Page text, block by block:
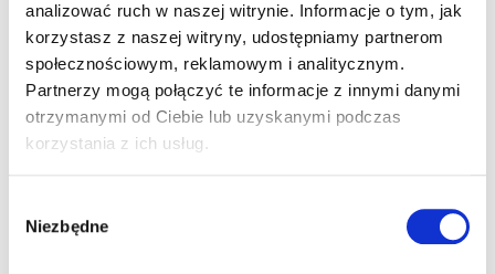
analizować ruch w naszej witrynie. Informacje o tym, jak
korzystasz z naszej witryny, udostępniamy partnerom
społecznościowym, reklamowym i analitycznym.
Partnerzy mogą połączyć te informacje z innymi danymi
otrzymanymi od Ciebie lub uzyskanymi podczas
korzystania z ich usług.
zgody
Niezbędne
29